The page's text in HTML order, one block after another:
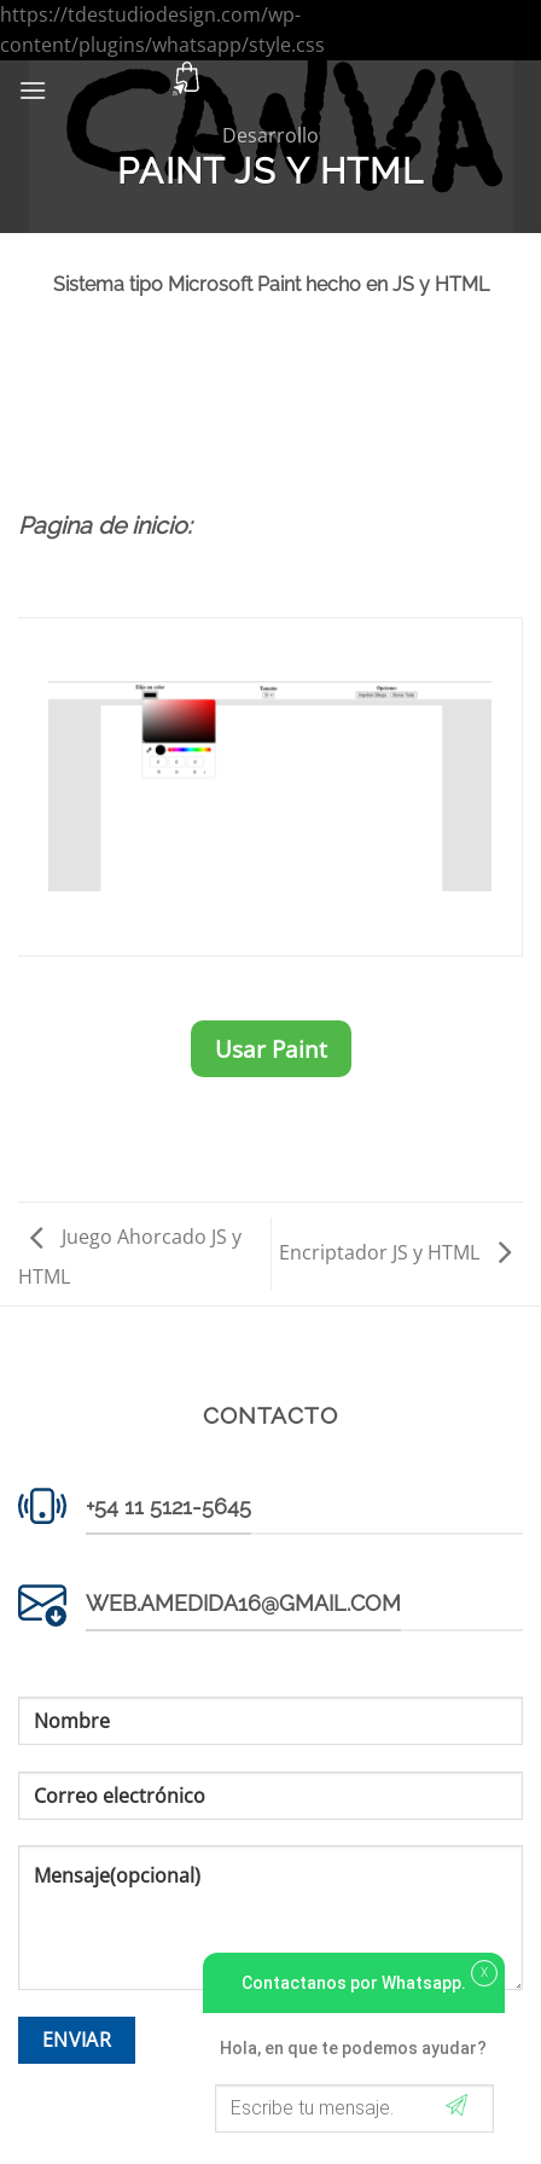
https://tdestudiodesign.com/wp-
content/plugins/whatsapp/style.css
al
contenido
Desarrollo
PAINT JS Y HTML
Sistema tipo Microsoft Paint hecho en JS y HTML
Pagina de inicio:
Usar Paint
Juego Ahorcado JS y
HTML
Encriptador JS y HTML
CONTACTO
+54 11 5121-5645
WEB.AMEDIDA16@GMAIL.COM
X
Contactanos por Whatsapp.
Hola, en que te podemos ayudar?